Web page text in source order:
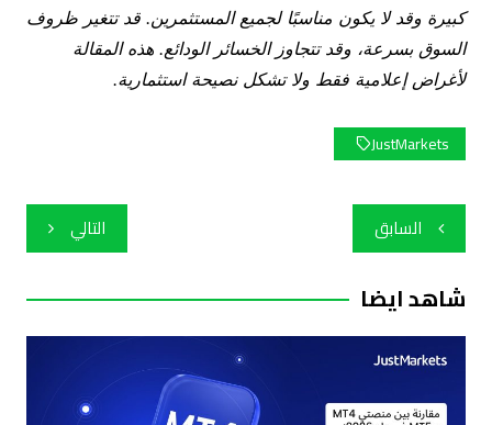
كبيرة وقد لا يكون مناسبًا لجميع المستثمرين. قد تتغير ظروف
السوق بسرعة، وقد تتجاوز الخسائر الودائع. هذه المقالة
لأغراض إعلامية فقط ولا تشكل نصيحة استثمارية.
JustMarkets
تصفّح
المقالات
السابق التالي
شاهد ايضا